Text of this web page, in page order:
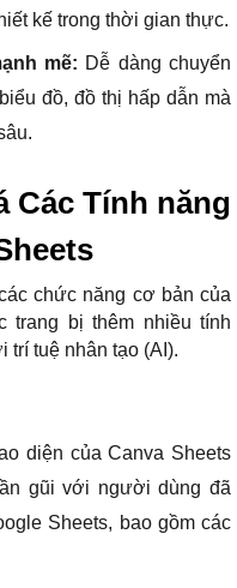
kế trong thời gian thực.
mẽ: Dễ dàng chuyển
đồ, đồ thị hấp dẫn mà
Các Tính năng
chức năng cơ bản của
trang bị thêm nhiều tính
trí tuệ nhân tạo (AI).
diện của Canva Sheets
gũi với người dùng đã
Sheets, bao gồm các